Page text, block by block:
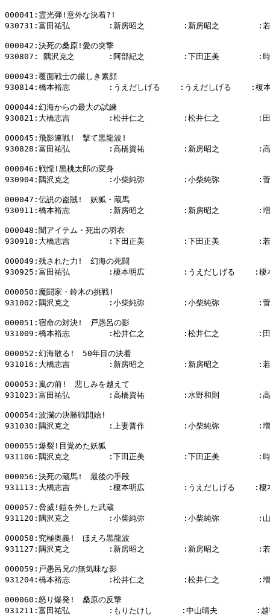
000041:霊光弾!意外な決着?!
930731:富田祐弘        :新房昭之        :新房昭之        :若
000042:決死の桑原!愛の突撃
930807: 隅沢克之       :阿部紀之        :下田正美        :時
000043:覆面戦士の厳しき素顔
930814:橋本裕志        :うえだしげる    :うえだしげる    :榎本
000044:幻海からの最大の試練
930821:大橋志吉        :松井仁之        :松井仁之        :田
000045:飛影連戦!　撃て黒龍波!
930828:富田祐弘        :高橋資祐        :新房昭之        :高
000046:戦慄!黒桃太郎の変身
930904:隅沢克之        :小柴純弥        :小柴純弥        :菅
000047:伝説の盗賊!　妖狐・蔵馬
930911:橋本裕志        :新房昭之        :新房昭之        :増
000048:闇アイテム・死出の羽衣
930918:大橋志吉        :下田正美        :下田正美        :若
000049:残された力!　幻海の死闘
930925:富田祐弘        :榎本明広        :うえだしげる    :榎
000050:魔闘家・鈴木の挑戦!
931002:隅沢克之        :小柴純弥        :小柴純弥        :菅
000051:宿命の対決!　戸愚呂の影
931009:橋本裕志        :松井仁之        :松井仁之        :田
000052:幻海散る!　50年目の決着
931016:大橋志吉        :新房昭之        :新房昭之        :若
000053:嵐の前!　悲しみを越えて
931023:富田祐弘        :高橋資祐        :水野和則        :高
000054:波瀾の決勝戦開始!
931030:隅沢克之        :上妻普作        :小柴純弥        :増
000055:爆裂!目覚めた妖狐
931106:隅沢克之        :下田正美        :下田正美        :時
000056:決死の蔵馬!　最後の手段
931113:大橋志吉        :榎本明広        :うえだしげる    :榎
000057:脅威!鎧を外した武蔵
931120:隅沢克之        :小柴純弥        :小柴純弥        :山
000058:究極奥義!　ほえろ黒龍波
931127:隅沢克之        :新房昭之        :新房昭之        :若
000059:戸愚呂兄の無気味な影
931204:橋本裕志        :松井仁之        :松井仁之        :増
000060:怒り爆発!　桑原の反撃
931211:富田祐弘        :もりたけし      :中山晴夫        :越